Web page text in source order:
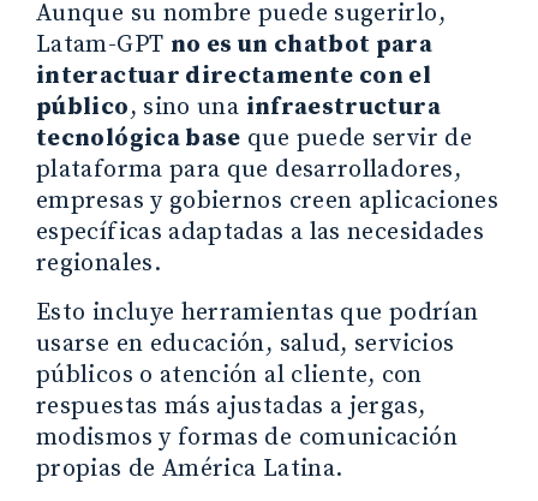
Aunque su nombre puede sugerirlo,
Latam-GPT no es un chatbot para
interactuar directamente con el
público, sino una infraestructura
tecnológica base que puede servir de
plataforma para que desarrolladores,
empresas y gobiernos creen aplicaciones
específicas adaptadas a las necesidades
regionales.
Esto incluye herramientas que podrían
usarse en educación, salud, servicios
públicos o atención al cliente, con
respuestas más ajustadas a jergas,
modismos y formas de comunicación
propias de América Latina.